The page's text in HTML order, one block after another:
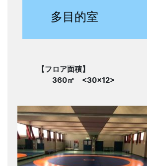
多目的室
【フロア面積】
360㎡ <30×12>